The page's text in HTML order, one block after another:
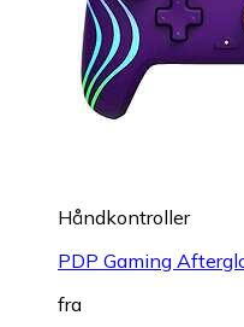
Håndkontroller
PDP Gaming
fra